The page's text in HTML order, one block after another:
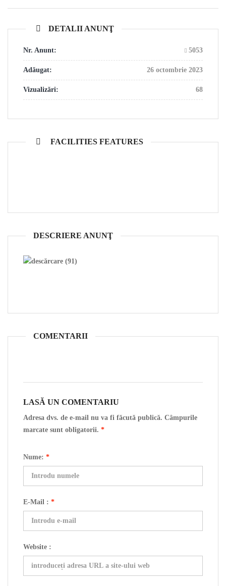
DETALII ANUNŢ
Nr. Anunt: 5053
Adăugat: 26 octombrie 2023
Vizualizări: 68
FACILITIES FEATURES
DESCRIERE ANUNŢ
COMENTARII
LASĂ UN COMENTARIU
Adresa dvs. de e-mail nu va fi făcută publică. Câmpurile
marcate sunt obligatorii. *
Nume: *
E-Mail : *
Website :